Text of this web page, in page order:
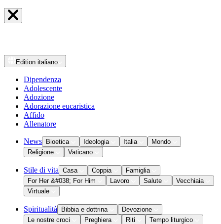
Edition italiano
Dipendenza
Adolescente
Adozione
Adorazione eucaristica
Affido
Allenatore
News Bioetica Ideologia Italia
Mondo
Religione
Vaticano
Stile di vita Casa Coppia
Famiglia
For Her &#038; For Him
Lavoro Salute
Vecchiaia
Virtuale
Spiritualità Bibbia e dottrina
Devozione
Le nostre croci
Preghiera Riti
Tempo liturgico